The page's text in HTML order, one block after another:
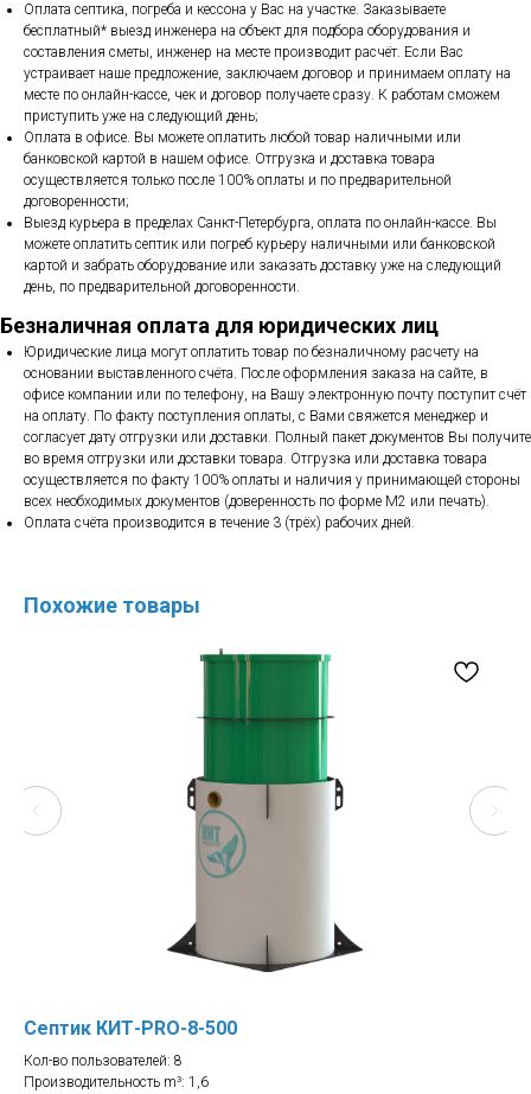
Оплата септика, погреба и кессона у Вас на участке. Заказываете
бесплатный* выезд инженера на объект для подбора оборудования и
составления сметы, инженер на месте производит расчёт. Если Вас
устраивает наше предложение, заключаем договор и принимаем оплату на
месте по онлайн-кассе, чек и договор получаете сразу. К работам сможем
приступить уже на следующий день;
Оплата в офисе. Вы можете оплатить любой товар наличными или
банковской картой в нашем офисе. Отгрузка и доставка товара
осуществляется только после 100% оплаты и по предварительной
договоренности;
Выезд курьера в пределах Санкт-Петербурга, оплата по онлайн-кассе. Вы
можете оплатить септик или погреб курьеру наличными или банковской
картой и забрать оборудование или заказать доставку уже на следующий
день, по предварительной договоренности.
Безналичная оплата для юридических лиц
Юридические лица могут оплатить товар по безналичному расчету на
основании выставленного счёта. После оформления заказа на сайте, в
офисе компании или по телефону, на Вашу электронную почту поступит счёт
на оплату. По факту поступления оплаты, с Вами свяжется менеджер и
согласует дату отгрузки или доставки. Полный пакет документов Вы получите
во время отгрузки или доставки товара. Отгрузка или доставка товара
осуществляется по факту 100% оплаты и наличия у принимающей стороны
всех необходимых документов (доверенность по форме М2 или печать).
Оплата счёта производится в течение 3 (трёх) рабочих дней.
Похожие товары
Септик КИТ-PRO-8-500
Кол-во пользователей: 8
Производительность m³: 1,6